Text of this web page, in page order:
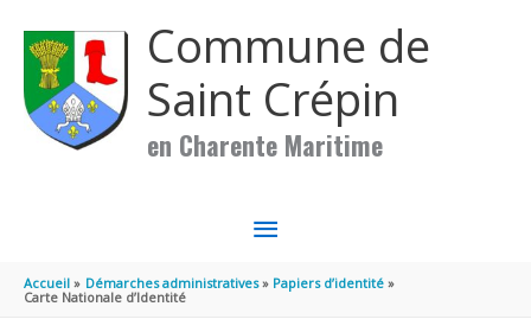
Commune de
Saint Crépin
en Charente Maritime
MENU
PRINCIPAL
Accueil Démarches administratives
Papiers d’identité
Carte Nationale d’Identité